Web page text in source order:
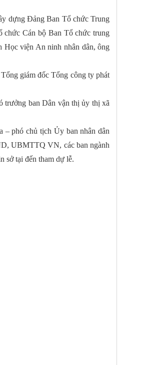
dựng Đảng Ban Tổ chức Trung
Cán bộ Ban Tổ chức trung
viện An ninh nhân dân, ông
giám đốc Tổng công ty phát
ban Dân vận thị ủy thị xã
phó chủ tịch Ủy ban nhân dân
UBMTTQ VN, các ban ngành
sở tại đến tham dự lễ.